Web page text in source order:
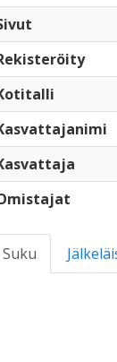
Suku